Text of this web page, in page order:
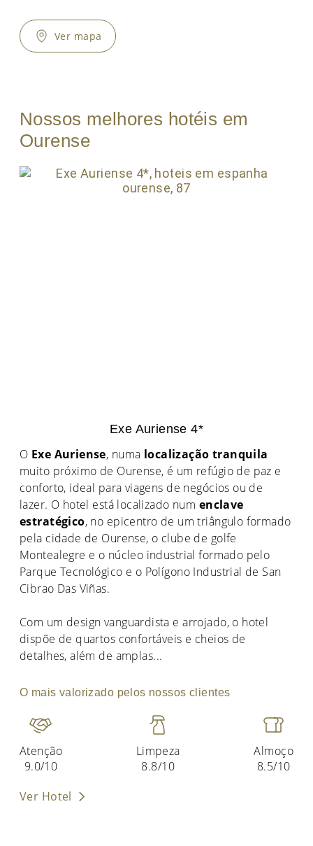
Ver mapa
Nossos melhores hotéis em
Ourense
Exe Auriense 4*
O Exe Auriense, numa localização tranquila
muito próximo de Ourense, é um refúgio de paz e
conforto, ideal para viagens de negócios ou de
lazer. O hotel está localizado num enclave
estratégico, no epicentro de um triângulo formado
pela cidade de Ourense, o clube de golfe
Montealegre e o núcleo industrial formado pelo
Parque Tecnológico e o Polígono Industrial de San
Cibrao Das Viñas.
Com um design vanguardista e arrojado, o hotel
dispõe de quartos confortáveis e cheios de
detalhes, além de amplas...
O mais valorizado pelos nossos clientes
Atenção
9.0/10
Limpeza
8.8/10
Almoço
8.5/10
Ver Hotel